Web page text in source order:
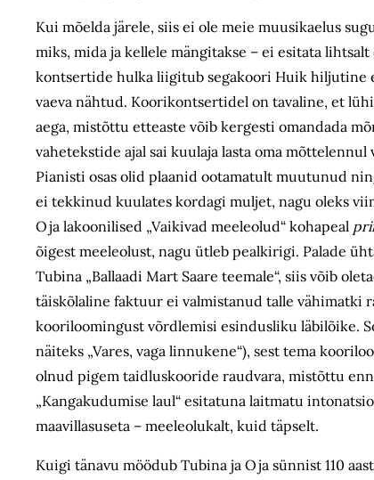
Kui mõelda järele, siis ei ole meie muusikaelus
miks, mida ja kellele mängitakse – ei esitata
kontsertide hulka liigitub segakoori Huik hiljutine
vaeva nähtud. Koorikontsertidel on tavaline, et
aega, mistõttu etteaste võib kergesti omandada
vahetekstide ajal sai kuulaja lasta oma
Pianisti osas olid plaanid ootamatult muutunud
ei tekkinud kuulates kordagi muljet, nagu oleks
Oja lakoonilised „Vaikivad meeleolud“ kohapeal
õigest meeleolust, nagu ütleb pealkirigi. Palade
Tubina „Ballaadi Mart Saare teemale“, siis võib
täiskõlaline faktuur ei valmistanud talle vähimatki
kooriloomingust võrdlemisi esindusliku läbilõike.
näiteks „Vares, vaga linnukene“), sest tema
olnud pigem taidlus­kooride raudvara, mistõttu
„Kangakudumise laul“ esitatuna laitmatu
maavillasuseta – meeleolukalt, kuid täpselt.
Kuigi tänavu möödub Tubina ja Oja sünnist 110